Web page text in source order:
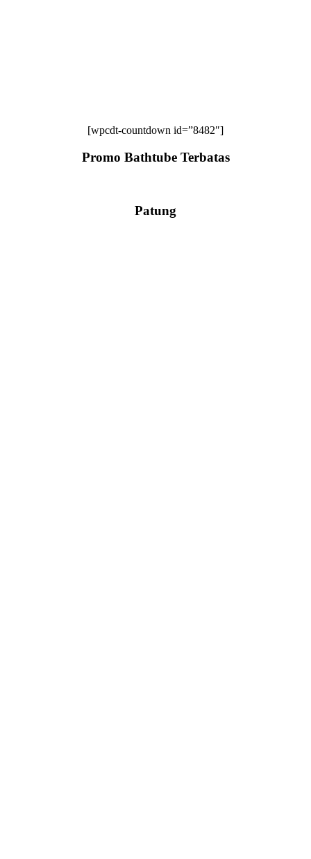
[wpcdt-countdown id=”8482″]
Promo Bathtube Terbatas
Patung